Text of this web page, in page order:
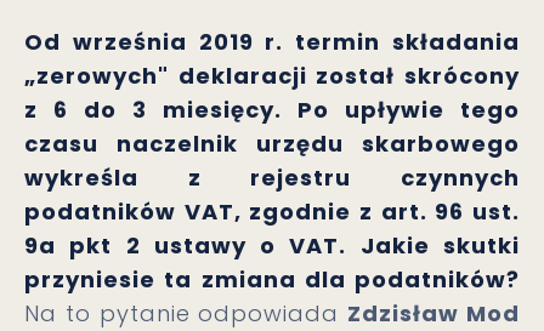
Od września 2019 r. termin składania
„zerowych" deklaracji został skrócony
z 6 do 3 miesięcy. Po upływie tego
czasu naczelnik urzędu skarbowego
wykreśla z rejestru czynnych
podatników VAT, zgodnie z art. 96 ust.
9a pkt 2 ustawy o VAT. Jakie skutki
przyniesie ta zmiana dla podatników?
Na to pytanie odpowiada Zdzisław Mod